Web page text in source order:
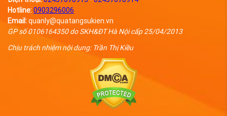
Hotline:0903296006
Email:quanly@quatangsukien.vn
GP số 0106164350 do SKH&ĐT Hà Nội cấp 25/04/2013
Chịu trách nhiệm nội dung: Trần Thị Kiều